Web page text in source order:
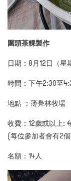
圍頭茶粿製作
日期：8月12日（星
時間：下午2:30至
地點 ：薄鳧林牧場
收費：12歲或以上:
(每位參加者會有2
名額：14人